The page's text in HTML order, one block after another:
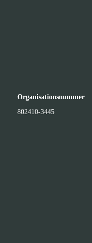
Organisationsnummer
802410-3445